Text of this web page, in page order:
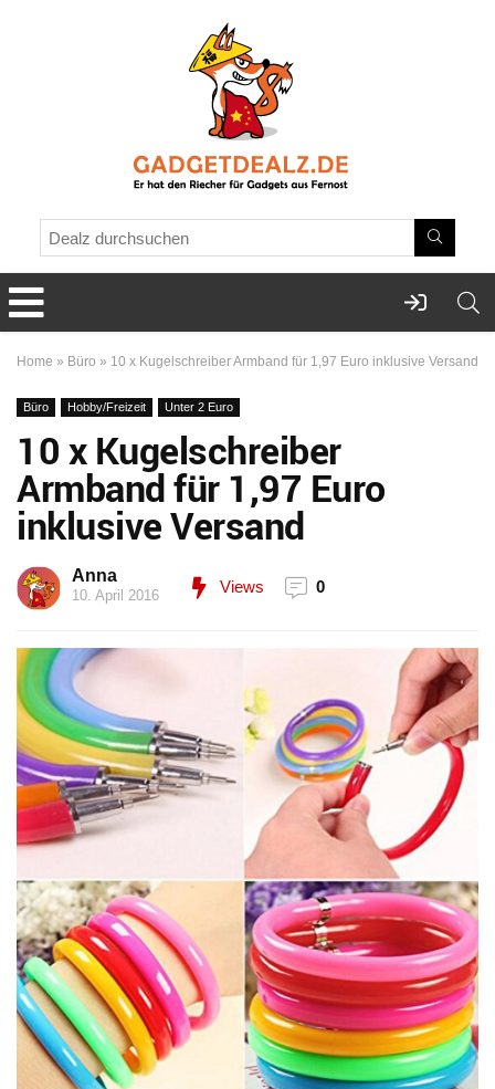
Home » Büro » 10 x Kugelschreiber Armband für 1,97 Euro inklusive Versand
Büro Hobby/Freizeit Unter 2 Euro
10 x Kugelschreiber
Armband für 1,97 Euro
inklusive Versand
Anna
10. April 2016 Views 0